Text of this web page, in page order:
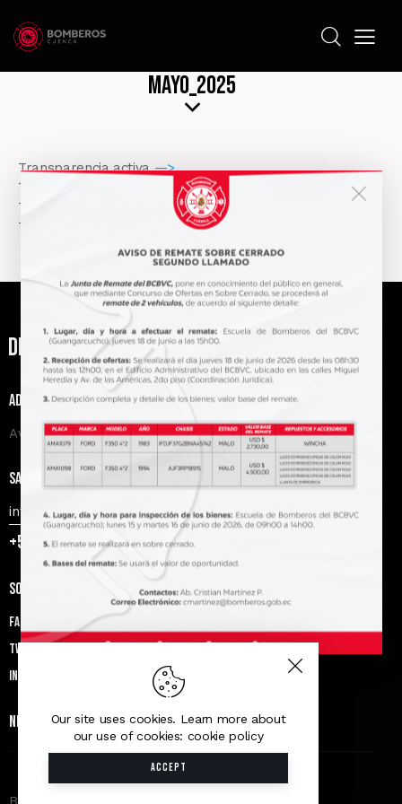
Mayo_2025
Transparencia activa—>
Transparencia Pasiva
—>
Transparencia focalizada—>
TransparenciaColaborativa—>
Desde 1945 al servicio de la comunidad
Address
Av. Amèricas y Miguel Heredia, Cuenca.
Say Hello
info@bomberos.gob.ec
+593 7 4078605
Socials
Facebook
Twitter
Instagram
NewsletterOur site uses cookies. Learn more about
our use of cookies: cookie policy
ACCEPT